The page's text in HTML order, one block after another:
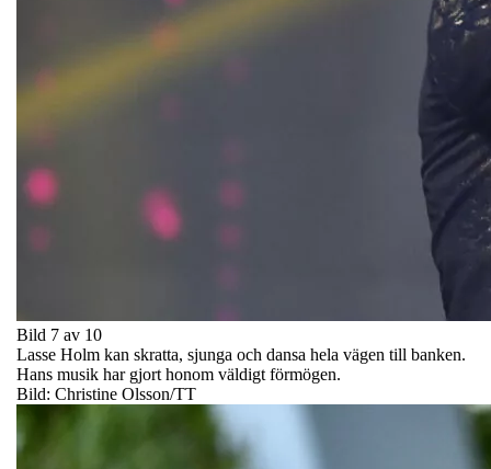
Bild 7 av 10
Lasse Holm kan skratta, sjunga och dansa hela vägen till banken.
Hans musik har gjort honom väldigt förmögen.
Bild: Christine Olsson/TT